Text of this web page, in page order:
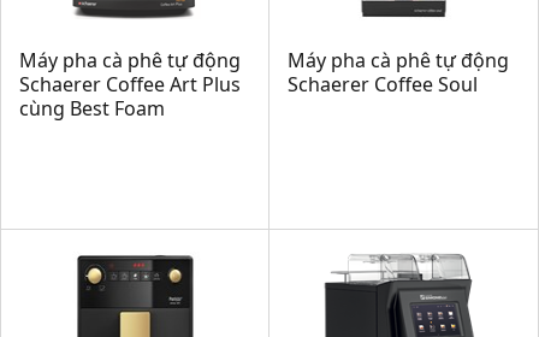
Máy pha cà phê tự động
Schaerer Coffee Art Plus
cùng Best Foam
Máy pha cà phê tự động
Schaerer Coffee Soul